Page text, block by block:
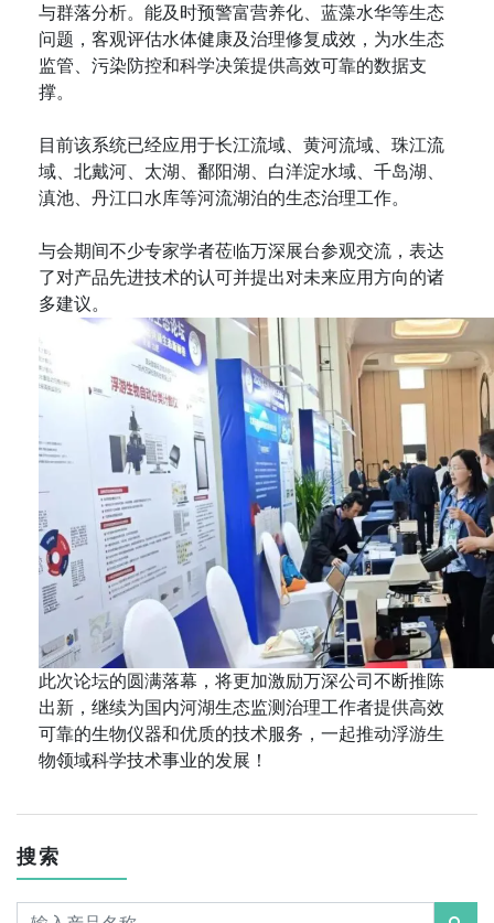
与群落分析。能及时预警富营养化、蓝藻水华等生态
问题，客观评估水体健康及治理修复成效，为水生态
监管、污染防控和科学决策提供高效可靠的数据支
撑。
目前该系统已经应用于长江流域、黄河流域、珠江流
域、北戴河、太湖、鄱阳湖、白洋淀水域、千岛湖、
滇池、丹江口水库等河流湖泊的生态治理工作。
与会期间不少专家学者莅临万深展台参观交流，表达
了对产品先进技术的认可并提出对未来应用方向的诸
多建议。
此次论坛的圆满落幕，将更加激励万深公司不断推陈
出新，继续为国内河湖生态监测治理工作者提供高效
可靠的生物仪器和优质的技术服务，一起推动浮游生
物领域科学技术事业的发展！
搜索